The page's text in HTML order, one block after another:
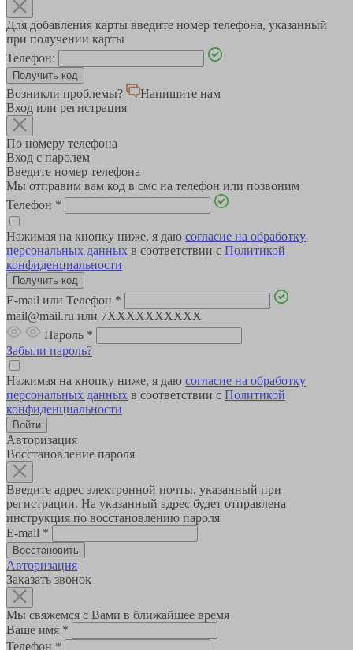
Для добавления карты введите номер телефона, указанный
при получении карты
Телефон:
Возникли проблемы?
Напишите нам
Вход или регистрация
По номеру телефона
Вход с паролем
Введите номер телефона
Мы отправим вам код в смс на телефон или позвоним
Телефон *
Нажимая на кнопку ниже, я даю согласие на обработку
персональных данных в соответствии с Политикой
конфиденциальности
E-mail или Телефон *
mail@mail.ru или 7XXXXXXXXXX
Пароль *
Забыли пароль?
Нажимая на кнопку ниже, я даю согласие на обработку
персональных данных в соответствии с Политикой
конфиденциальности
Авторизация
Восстановление пароля
Введите адрес электронной почты, указанный при
регистрации. На указанный адрес будет отправлена
инструкция по восстановлению пароля
E-mail *
Авторизация
Заказать звонок
Мы свяжемся с Вами в ближайшее время
Ваше имя *
Телефон *